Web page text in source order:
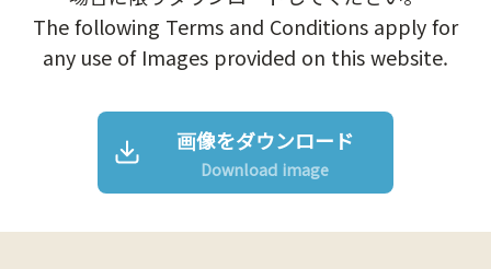
The following Terms and Conditions apply for
any use of Images provided on this website.
画像をダウンロード
Download image